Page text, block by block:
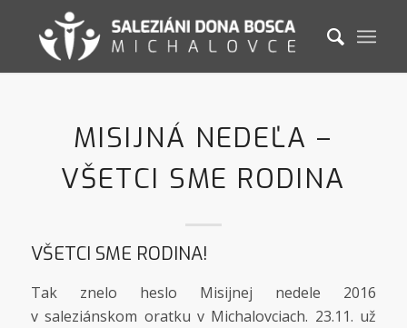
MISIJNÁ NEDEĽA –
VŠETCI SME RODINA
VŠETCI SME RODINA!
Tak znelo heslo Misijnej nedele 2016
v saleziánskom oratku v Michalovciach. 23.11. už